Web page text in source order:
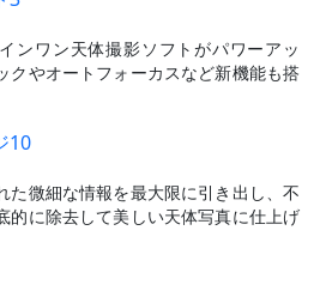
ンワン天体撮影ソフトがパワーアッ
クやオートフォーカスなど新機能も搭
10
た微細な情報を最大限に引き出し、不
的に除去して美しい天体写真に仕上げ